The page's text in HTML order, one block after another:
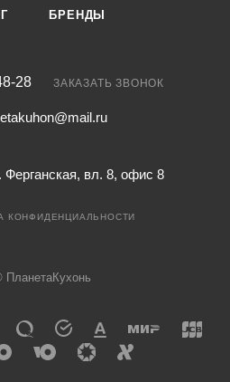
БРЕНДЫ
28 ЗАКАЗАТЬ ЗВОНОК
Ферганская, вл. 8, офис 8
КОНФИДЕНЦИАЛЬНОСТИ
ПланетаКухонь